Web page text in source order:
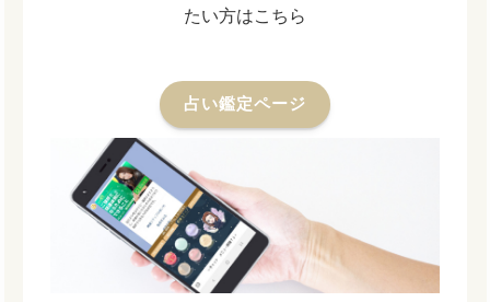
たい方はこちら
占い鑑定ページ